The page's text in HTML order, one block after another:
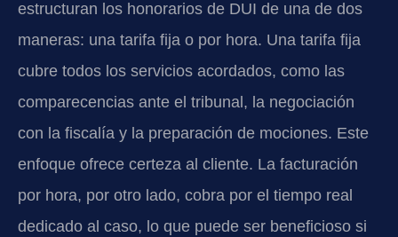
estructuran los honorarios de DUI de una de dos
maneras: una tarifa fija o por hora. Una tarifa fija
cubre todos los servicios acordados, como las
comparecencias ante el tribunal, la negociación
con la fiscalía y la preparación de mociones. Este
enfoque ofrece certeza al cliente. La facturación
por hora, por otro lado, cobra por el tiempo real
dedicado al caso, lo que puede ser beneficioso si